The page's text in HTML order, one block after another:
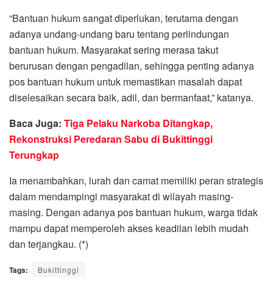
“Bantuan hukum sangat diperlukan, terutama dengan
adanya undang-undang baru tentang perlindungan
bantuan hukum. Masyarakat sering merasa takut
berurusan dengan pengadilan, sehingga penting adanya
pos bantuan hukum untuk memastikan masalah dapat
diselesaikan secara baik, adil, dan bermanfaat,” katanya.
Baca Juga: Tiga Pelaku Narkoba Ditangkap,
Rekonstruksi Peredaran Sabu di Bukittinggi
Terungkap
Ia menambahkan, lurah dan camat memiliki peran strategis
dalam mendampingi masyarakat di wilayah masing-
masing. Dengan adanya pos bantuan hukum, warga tidak
mampu dapat memperoleh akses keadilan lebih mudah
dan terjangkau. (*)
Tags: Bukittinggi